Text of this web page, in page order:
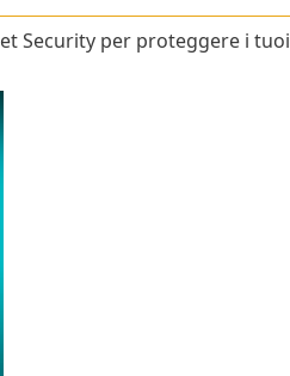
Security per proteggere i tuoi